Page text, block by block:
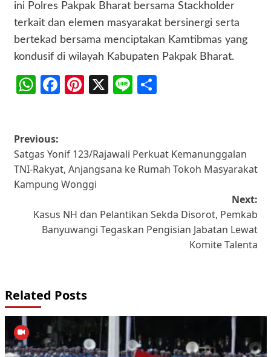
ini Polres Pakpak Bharat bersama Stackholder
terkait dan elemen masyarakat bersinergi serta
bertekad bersama menciptakan Kamtibmas yang
kondusif di wilayah Kabupaten Pakpak Bharat.
WhatsApp
Facebook
Pinterest
X Line
Post
navigation
Previous:
Satgas Yonif 123/Rajawali Perkuat Kemanunggalan
TNI-Rakyat, Anjangsana ke Rumah Tokoh Masyarakat
Kampung Wonggi
Next:
Kasus NH dan Pelantikan Sekda Disorot, Pemkab
Banyuwangi Tegaskan Pengisian Jabatan Lewat
Komite Talenta
Related Posts